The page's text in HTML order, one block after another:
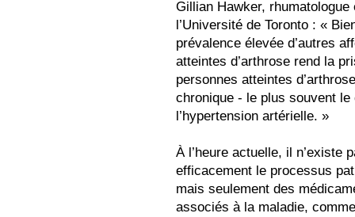
Gillian Hawker,
l’Université de Toronto : «
prévalence élevée d’autres
atteintes d’arthrose rend la
personnes atteintes
chronique - le plus souvent
l’hypertension artérielle. »
À l’heure actuelle, il n’existe
efficacement le processus
mais seulement des
associés à la maladie,